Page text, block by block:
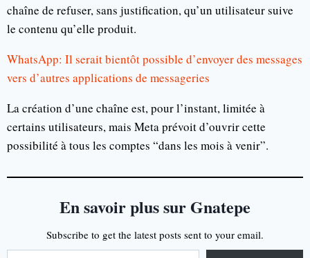
chaîne de refuser, sans justification, qu’un utilisateur suive
le contenu qu’elle produit.
WhatsApp: Il serait bientôt possible d’envoyer des messages
vers d’autres applications de messageries
La création d’une chaîne est, pour l’instant, limitée à
certains utilisateurs, mais Meta prévoit d’ouvrir cette
possibilité à tous les comptes “dans les mois à venir”.
En savoir plus sur Gnatepe
Subscribe to get the latest posts sent to your email.